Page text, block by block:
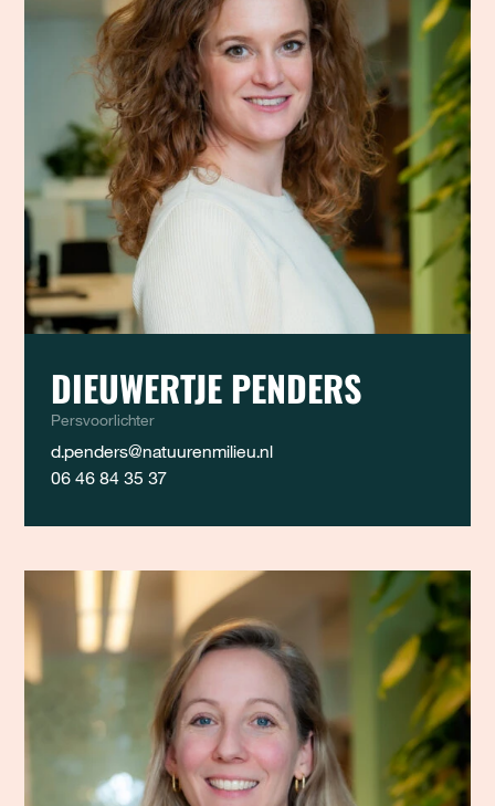
DIEUWERTJE PENDERS
Persvoorlichter
d.penders@natuurenmilieu.nl
06 46 84 35 37